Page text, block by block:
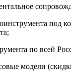
под
по всей
модели